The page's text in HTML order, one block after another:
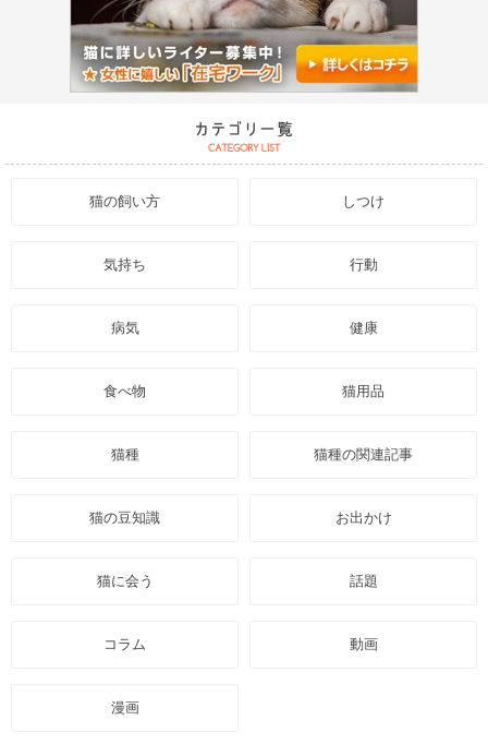
猫の飼い方 しつけ
気持ち 行動
病気 健康
食べ物 猫用品
猫種 猫種の関連記事
猫の豆知識 お出かけ
猫に会う 話題
コラム 動画
漫画